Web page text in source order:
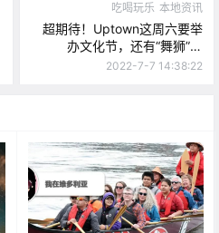
吃喝玩乐 本地资讯
超期待！Uptown这周六要举
办文化节，还有“舞狮”表
演！！甜蜜一夏~ Tim推出限
2022-7-7 14:38:22